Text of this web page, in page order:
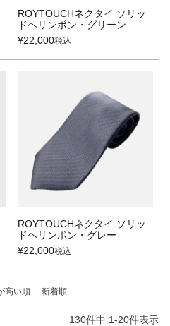
ROYTOUCHネクタイ ソリッ
ドヘリンボン・グリーン
¥22,000税込
ROYTOUCHネクタイ ソリッ
ドヘリンボン・グレー
¥22,000税込
高い順 新着順
130件中 1-20件表示